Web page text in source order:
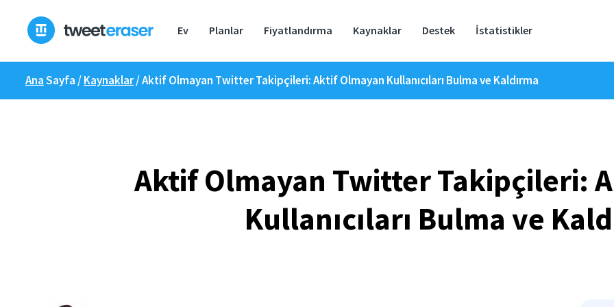
Ev Planlar Fiyatlandırma Kaynaklar Destek İstatistikler
AnaSayfa /Kaynaklar/Aktif Olmayan Twitter Takipçileri: Aktif Olmayan Kullanıcıları Bulma ve Kaldırma
Aktif Olmayan Twitter Takipçileri:
Kullanıcıları Bulma ve